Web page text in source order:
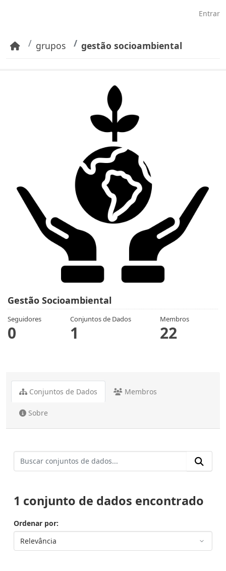
Entrar
grupos gestão socioambiental
Gestão Socioambiental
Seguidores
0
Conjuntos de Dados
1
Membros
22
Conjuntos de Dados Membros
Sobre
1 conjunto de dados encontrado
Ordenar por